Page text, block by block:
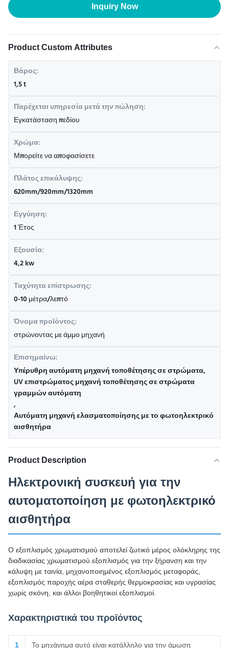
Inquiry Now
Product Custom Attributes
Βάρος:
1,5 t
Παρέχεται υπηρεσία μετά την πώληση:
Εγκατάσταση πεδίου
Χρώμα:
Μπορείτε να αποφασίσετε
Πλάτος επικάλυψης:
620mm/920mm/1320mm
Εγγύηση:
1 Έτος
Εξουσία:
4,2 kw
Ταχύτητα επίστρωσης:
0-10 μέτρα/λεπτό
Όνομα προϊόντος:
στρώνοντας με άμμο μηχανή
Επισημαίνω:
Υπέρυθρη αυτόματη μηχανή τοποθέτησης σε στρώματα,
UV επιστρώματος μηχανή τοποθέτησης σε στρώματα
γραμμών αυτόματη
,
Αυτόματη μηχανή ελασματοποίησης με το φωτοηλεκτρικό
αισθητήρα
Product Description
Ηλεκτρονική συσκευή για την
αυτοματοποίηση με φωτοηλεκτρικό
αισθητήρα
Ο εξοπλισμός χρωματισμού αποτελεί ζωτικό μέρος ολόκληρης της
διαδικασίας χρωματισμού.εξοπλισμός για την ξήρανση και την
κάλυψη με ταινία, μηχανοποιημένος εξοπλισμός μεταφοράς,
εξοπλισμός παροχής αέρα σταθερής θερμοκρασίας και υγρασίας
χωρίς σκόνη, και άλλοι βοηθητικοί εξοπλισμοί.
Χαρακτηριστικά του προϊόντος
1 Το μηχάνημα αυτό είναι κατάλληλο για την άμωση